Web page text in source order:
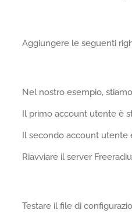
Aggiungere le seguenti
Nel nostro esempio,
Il primo account utente è
Il secondo account utente
Riavviare il server
Testare il file di